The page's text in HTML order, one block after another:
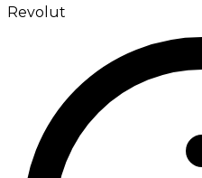
Revolut